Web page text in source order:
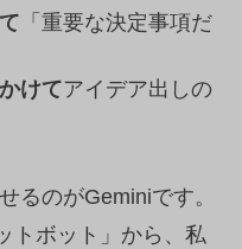
「重要な決定事項だ
けてアイデア出しの
るのがGeminiです。
トボット」から、私